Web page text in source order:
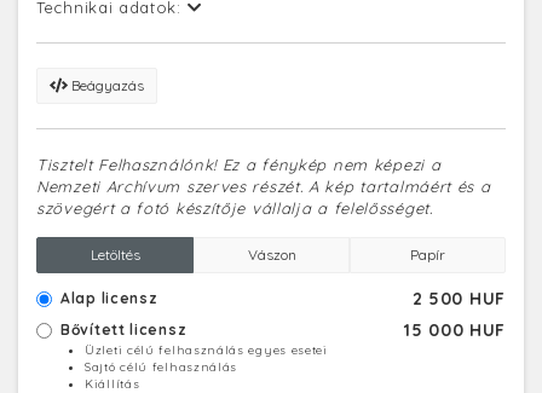
Technikai adatok:
Beágyazás
Tisztelt Felhasználónk! Ez a fénykép nem képezi a
Nemzeti Archívum szerves részét. A kép tartalmáért és a
szövegért a fotó készítője vállalja a felelősséget.
Letöltés Vászon Papír
Alap licensz 2 500 HUF
Bővített licensz 15 000 HUF
Üzleti célú felhasználás egyes esetei
Sajtó célú felhasználás
Kiállítás